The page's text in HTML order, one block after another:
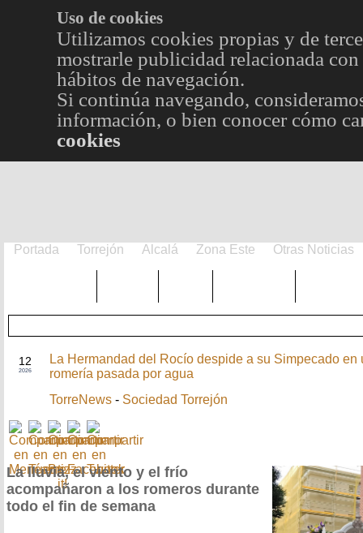
Uso de cookies
Utilizamos cookies propias y de
mostrarle publicidad relacionada
hábitos de navegación.
Si continúa navegando,
información, o bien conocer cómo
cookies
Portada Torrejón Alcalá Zona Este Otras Noticias
12
2026
La Hermandad del Rocío despide a su Simpecado en
romería pasada por agua
TorreNews - Sociedad Torrejón
La lluvia, el viento y el frío
acompañaron a los romeros durante
todo el fin de semana